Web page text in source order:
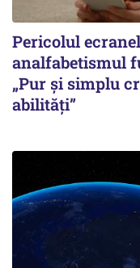
Pericolul
analfabetismul
„Pur și simplu
abilități”